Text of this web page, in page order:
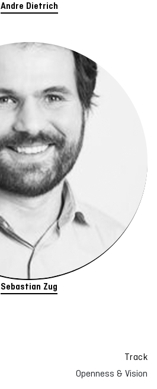
Andre Dietrich
Sebastian Zug
Track
Openness & Vision